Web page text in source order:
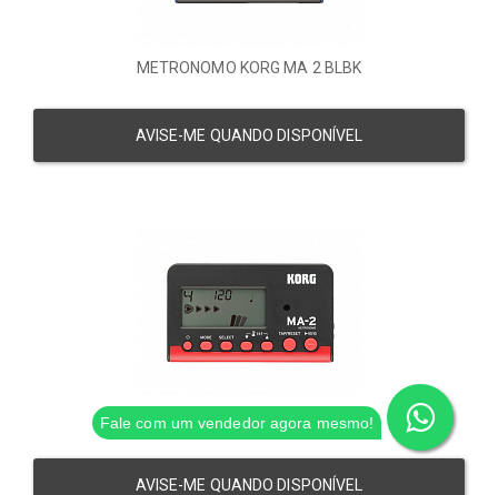
METRONOMO KORG MA 2 BLBK
AVISE-ME QUANDO DISPONÍVEL
METRONOMO KORG MA 2 BKRD
AVISE-ME QUANDO DISPONÍVEL
Fale com um vendedor agora mesmo!